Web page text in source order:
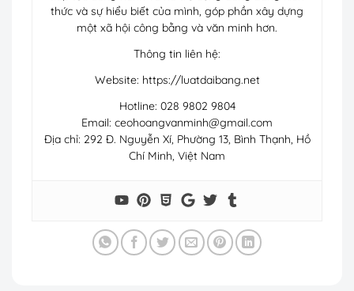
thức và sự hiểu biết của mình, góp phần xây dựng
một xã hội công bằng và văn minh hơn.
Thông tin liên hệ:
Website: https://luatdaibang.net
Hotline: 028 9802 9804
Email: ceohoangvanminh@gmail.com
Địa chỉ: 292 Đ. Nguyễn Xí, Phường 13, Bình Thạnh, Hồ
Chí Minh, Việt Nam